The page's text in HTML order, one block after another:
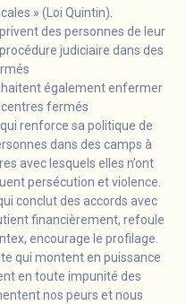
» (Loi Quintin).
des personnes de leur
judiciaire dans des
également enfermer
fermés
renforce sa politique de
dans des camps à
avec lesquels elles n’ont
persécution et violence.
conclut des accords avec
financièrement, refoule
encourage le profilage.
qui montent en puissance
en toute impunité des
nos peurs et nous